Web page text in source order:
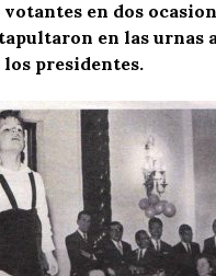
en dos
en las urnas
los presidentes.